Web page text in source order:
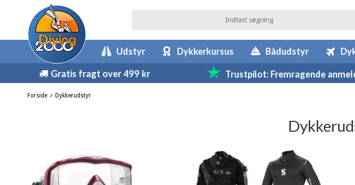
Udstyr Dykkerkursus Bådudstyr
Gratis fragt over 499 kr Trustpilot: Fremragende
Forside Dykkerudstyr